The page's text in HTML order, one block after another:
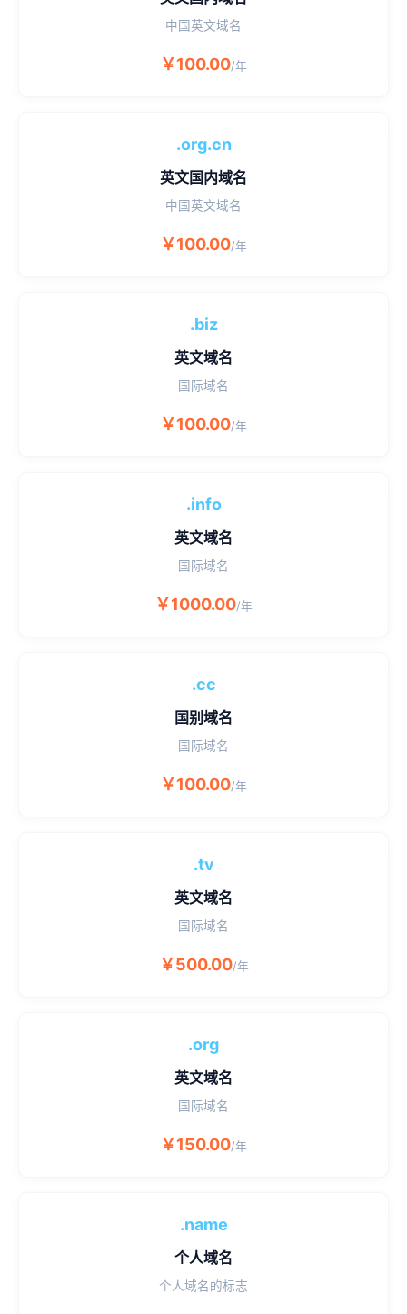
中国英文域名
￥100.00/年
.org.cn
英文国内域名
中国英文域名
￥100.00/年
.biz
英文域名
国际域名
￥100.00/年
.info
英文域名
国际域名
￥1000.00/年
.cc
国别域名
国际域名
￥100.00/年
.tv
英文域名
国际域名
￥500.00/年
.org
英文域名
国际域名
￥150.00/年
.name
个人域名
个人域名的标志